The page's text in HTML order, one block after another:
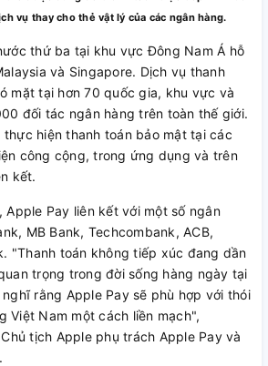
vụ thay cho thẻ vật lý của các ngân hàng.
thứ ba tại khu vực Đông Nam Á hỗ
và Singapore. Dịch vụ thanh
mặt tại hơn 70 quốc gia, khu vực và
đối tác ngân hàng trên toàn thế giới.
hiện thanh toán bảo mật tại các
công cộng, trong ứng dụng và trên
kết.
Apple Pay liên kết với một số ngân
MB Bank, Techcombank, ACB,
"Thanh toán không tiếp xúc đang dần
trọng trong đời sống hàng ngày tại
rằng Apple Pay sẽ phù hợp với thói
Việt Nam một cách liền mạch",
tịch Apple phụ trách Apple Pay và